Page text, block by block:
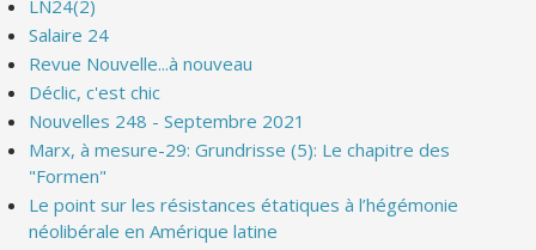
LN24(2)
Salaire 24
Revue Nouvelle...à nouveau
Déclic, c'est chic
Nouvelles 248 - Septembre 2021
Marx, à mesure-29: Grundrisse (5): Le chapitre des
"Formen"
Le point sur les résistances étatiques à l’hégémonie
néolibérale en Amérique latine